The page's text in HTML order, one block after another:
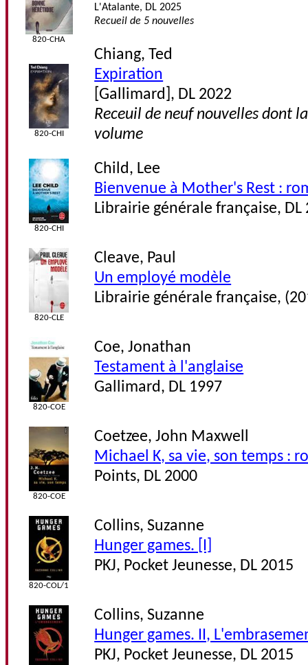
820-CHA
L'Atalante, DL 2025
Recueil de 5 nouvelles
820-CHI
Chiang, Ted
Expiration
[Gallimard], DL 2022
Receuil de neuf nouvelles dont
volume
820-CHI
Child, Lee
Bienvenue à Mother's Rest :
Librairie générale française, DL
820-CLE
Cleave, Paul
Un employé modèle
Librairie générale française,
820-COE
Coe, Jonathan
Testament à l'anglaise
Gallimard, DL 1997
820-COE
Coetzee, John Maxwell
Michael K, sa vie, son temps :
Points, DL 2000
820-COL/1
Collins, Suzanne
Hunger games. [I]
PKJ, Pocket Jeunesse, DL 2015
Collins, Suzanne
Hunger games. II,
PKJ, Pocket Jeunesse, DL 2015